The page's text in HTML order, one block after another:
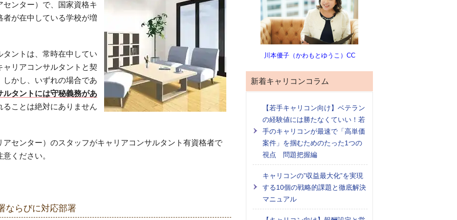
ンター）で、国家資格キ
者が在中している学校が増
ントは、常時在中してい
ャリアコンサルタントと契
かし、いずれの場合であ
ルタントには守秘義務があ
ることは絶対にありません
センター）のスタッフがキャリアコンサルタント有資格者で
ください。
ならびに対応部署
川本優子（かわもとゆうこ）CC
新着キャリコンコラム
【若手キャリコン向け】ベテラン
の経験値には勝たなくていい！若
手のキャリコンが最速で「高単価
案件」を掴むためのたった1つの
視点 問題把握編
キャリコンの”収益最大化”を実現
する10個の戦略的課題と徹底解決
マニュアル